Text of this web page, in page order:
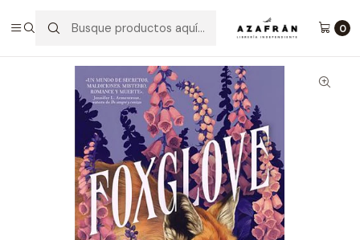
0
Foxglove